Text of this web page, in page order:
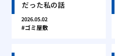
だった私の話
2026.05.02
ゴミ屋敷